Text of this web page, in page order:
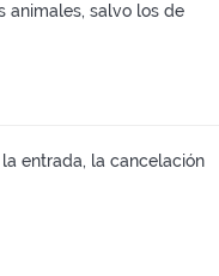
animales, salvo los de
entrada, la cancelación